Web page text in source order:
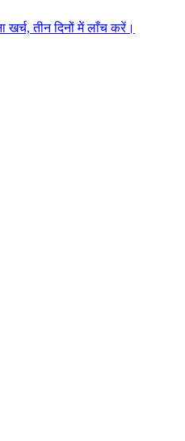
खर्च, तीन दिनों में लाँच करें।